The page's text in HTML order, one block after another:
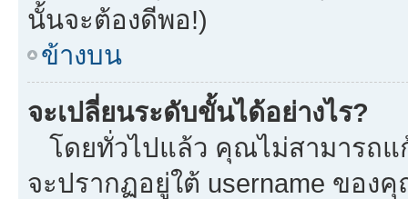
นั้นจะต้องดีพอ!)
ข้างบน
จะเปลี่ยนระดับขั้นได้อย่างไร?
โดยทั่วไปแล้ว คุณไม่สามารถ
จะปรากฏอยู่ใต้ username ขอ